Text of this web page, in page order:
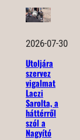
2026-07-30
Utoljára
szervez
vigalmat
Laczi
Sarolta, a
háttérről
szól a
Nagyító